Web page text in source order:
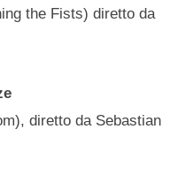
the Fists) diretto da
diretto da Sebastian